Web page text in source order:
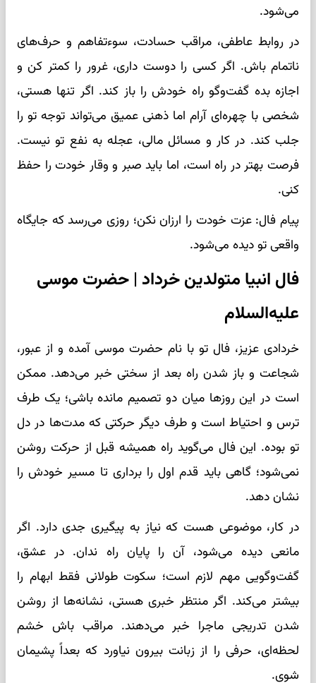
می‌شود.
در روابط عاطفی، مراقب حسادت، سوءتفاهم و حرف‌های
ناتمام باش. اگر کسی را دوست داری، غرور را کمتر کن و
اجازه بده گفت‌وگو راه خودش را باز کند. اگر تنها هستی،
شخصی با چهره‌ای آرام اما ذهنی عمیق می‌تواند توجه تو را
جلب کند. در کار و مسائل مالی، عجله به نفع تو نیست.
فرصت بهتر در راه است، اما باید صبر و وقار خودت را حفظ
کنی.
پیام فال: عزت خودت را ارزان نکن؛ روزی می‌رسد که جایگاه
واقعی تو دیده می‌شود.
فال انبیا متولدین خرداد | حضرت موسی
علیه‌السلام
خردادی عزیز، فال تو با نام حضرت موسی آمده و از عبور،
شجاعت و باز شدن راه بعد از سختی خبر می‌دهد. ممکن
است در این روزها میان دو تصمیم مانده باشی؛ یک طرف
ترس و احتیاط است و طرف دیگر حرکتی که مدت‌ها در دل
تو بوده. این فال می‌گوید راه همیشه قبل از حرکت روشن
نمی‌شود؛ گاهی باید قدم اول را برداری تا مسیر خودش را
نشان دهد.
در کار، موضوعی هست که نیاز به پیگیری جدی دارد. اگر
مانعی دیده می‌شود، آن را پایان راه ندان. در عشق،
گفت‌وگویی مهم لازم است؛ سکوت طولانی فقط ابهام را
بیشتر می‌کند. اگر منتظر خبری هستی، نشانه‌ها از روشن
شدن تدریجی ماجرا خبر می‌دهند. مراقب باش خشم
لحظه‌ای، حرفی را از زبانت بیرون نیاورد که بعداً پشیمان
شوی.